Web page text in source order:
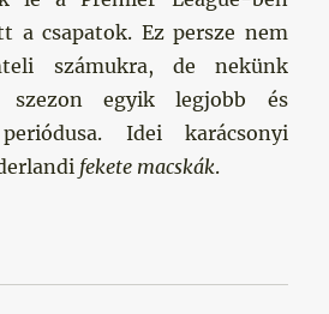
a csapatok. Ez persze nem
számukra, de nekünk
szezon egyik legjobb és
Idei karácsonyi
fekete macskák.